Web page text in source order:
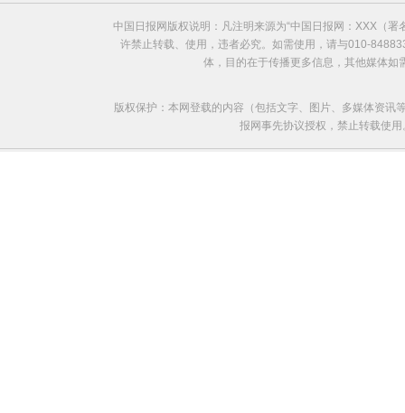
中国日报网版权说明：凡注明来源为“中国日报网：XXX（
许禁止转载、使用，违者必究。如需使用，请与010-
体，目的在于传播更多信息，其他媒体
版权保护：本网登载的内容（包括文字、图片、多媒体资
报网事先协议授权，禁止转载使